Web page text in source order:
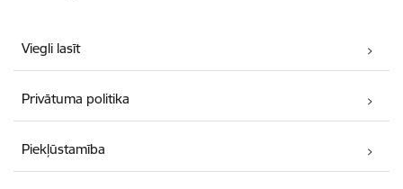
Viegli lasīt
Privātuma politika
Piekļūstamība